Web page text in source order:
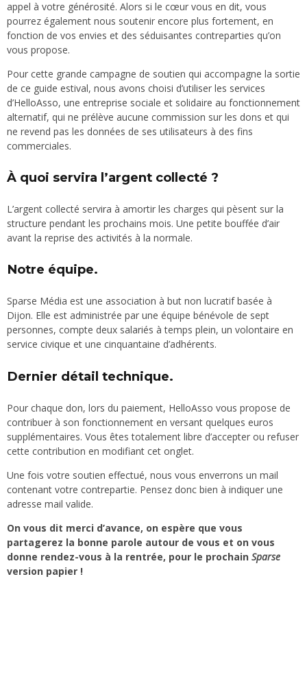
appel à votre générosité. Alors si le cœur vous en dit, vous
pourrez également nous soutenir encore plus fortement, en
fonction de vos envies et des séduisantes contreparties qu’on
vous propose.
Pour cette grande campagne de soutien qui accompagne la sortie
de ce guide estival, nous avons choisi d’utiliser les services
d’HelloAsso, une entreprise sociale et solidaire au fonctionnement
alternatif, qui ne prélève aucune commission sur les dons et qui
ne revend pas les données de ses utilisateurs à des fins
commerciales.
À quoi servira l’argent collecté ?
L’argent collecté servira à amortir les charges qui pèsent sur la
structure pendant les prochains mois. Une petite bouffée d’air
avant la reprise des activités à la normale.
Notre équipe.
Sparse Média est une association à but non lucratif basée à
Dijon. Elle est administrée par une équipe bénévole de sept
personnes, compte deux salariés à temps plein, un volontaire en
service civique et une cinquantaine d’adhérents.
Dernier détail technique.
Pour chaque don, lors du paiement, HelloAsso vous propose de
contribuer à son fonctionnement en versant quelques euros
supplémentaires. Vous êtes totalement libre d’accepter ou refuser
cette contribution en modifiant cet onglet.
Une fois votre soutien effectué, nous vous enverrons un mail
contenant votre contrepartie. Pensez donc bien à indiquer une
adresse mail valide.
On vous dit merci d’avance, on espère que vous
partagerez la bonne parole autour de vous et on vous
donne rendez-vous à la rentrée, pour le prochain Sparse
version papier !